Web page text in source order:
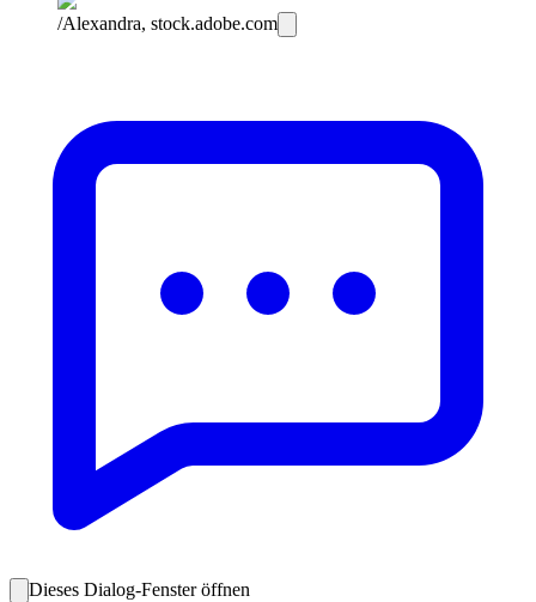
/Alexandra, stock.adobe.com
Dieses Dialog-Fenster öffnen